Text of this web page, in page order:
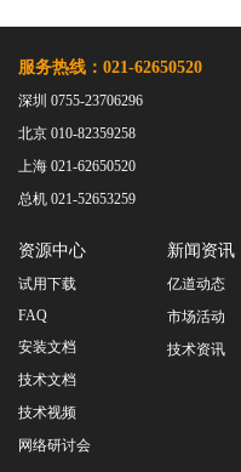
服务热线：021-62650520
深圳 0755-23706296
北京 010-82359258
上海 021-62650520
总机 021-52653259
资源中心
试用下载
FAQ
安装文档
技术文档
技术视频
网络研讨会
新闻资讯
亿道动态
市场活动
技术资讯